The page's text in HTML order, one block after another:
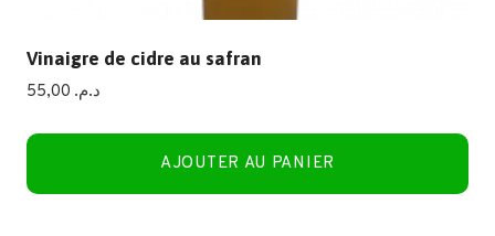
Vinaigre de cidre au safran
د.م.
AJOUTER AU PANIER